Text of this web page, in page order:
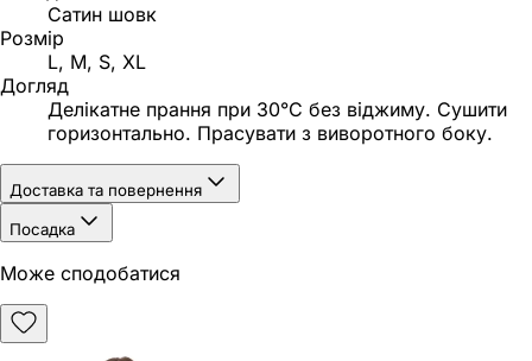
Сатин шовк
Розмір
L, M, S, XL
Догляд
Делікатне прання при 30°C без віджиму. Сушити
горизонтально. Прасувати з виворотного боку.
Доставка та повернення
Посадка
Може сподобатися